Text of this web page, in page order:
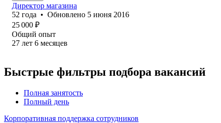
Директор магазина
52 года • Обновлено 5 июня 2016
25 000 ₽
Общий опыт
27 лет 6 месяцев
Быстрые фильтры подбора вакансий
Полная занятость
Полный день
Корпоративная поддержка сотрудников